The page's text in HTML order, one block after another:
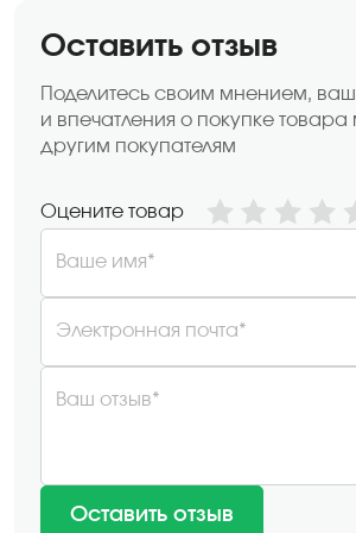
Оставить отзыв
Поделитесь своим мнением,
и впечатления о покупке товара
другим покупателям
Оцените товар
Ваше имя*
Электронная почта*
Ваш отзыв*
Оставить отзыв